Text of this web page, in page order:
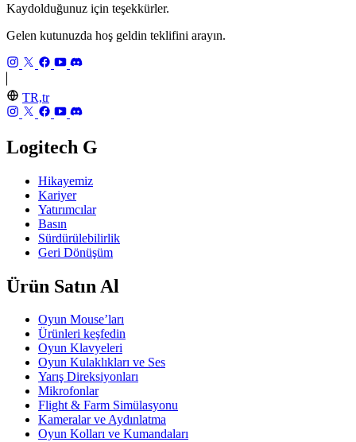
Kaydolduğunuz için teşekkürler.
Gelen kutunuzda hoş geldin teklifini arayın.
TR,tr
Logitech G
Hikayemiz
Kariyer
Yatırımcılar
Basın
Sürdürülebilirlik
Geri Dönüşüm
Ürün Satın Al
Oyun Mouse’ları
Ürünleri keşfedin
Oyun Klavyeleri
Oyun Kulaklıkları ve Ses
Yarış Direksiyonları
Mikrofonlar
Flight & Farm Simülasyonu
Kameralar ve Aydınlatma
Oyun Kolları ve Kumandaları